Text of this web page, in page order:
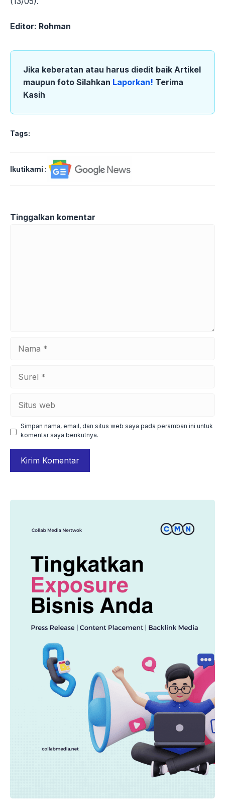
Editor: Rohman
Jika keberatan atau harus diedit baik Artikel
maupun foto Silahkan Laporkan! Terima
Kasih
Tags:
Ikutikami :
Tinggalkan komentar
web
Simpan nama, email, dan situs web saya pada peramban ini untuk
komentar saya berikutnya.